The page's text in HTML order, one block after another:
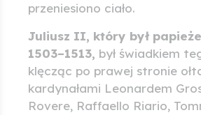
przeniesiono ciało.
Juliusz II, który był
1503–1513, był świadkiem
klęcząc po prawej stronie
kardynałami Leonardem
Rovere, Raffaello Riario,